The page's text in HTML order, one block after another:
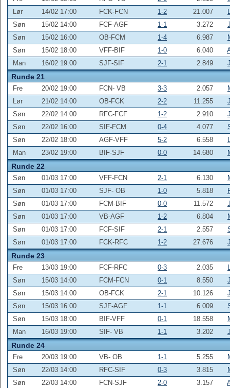
Lør
14/02 17:00 FCK-FCN 1-2 21.007
Søn
15/02 14:00 FCF-AGF 1-1 3.272
Søn
15/02 16:00 OB-FCM 1-4 6.987
Søn
15/02 18:00 VFF-BIF 1-0 6.040
Man
16/02 19:00 SJF-SIF 2-1 2.849
Runde 21
Fre 20/02 19:00 FCN- VB 3-3 2.057
Lør
21/02 14:00 OB-FCK 2-2 11.255
Søn
22/02 14:00 RFC-FCF 1-2 2.910
Søn
22/02 16:00 SIF-FCM 0-4 4.077
Søn
22/02 18:00 AGF-VFF 5-2 6.558
Man
23/02 19:00 BIF-SJF 0-0 14.680
Runde 22
Søn 01/03 17:00 VFF-FCN 2-1 6.130
Søn
01/03 17:00 SJF- OB 1-0 5.818
Søn
01/03 17:00 FCM-BIF 0-0 11.572
Søn
01/03 17:00 VB-AGF 1-2 6.804
Søn
01/03 17:00 FCF-SIF 2-1 2.557
Søn
01/03 17:00 FCK-RFC 1-2 27.676
Runde 23
Fre 13/03 19:00 FCF-RFC 0-3 2.035
Søn
15/03 14:00 FCM-FCN 0-1 8.550
Søn
15/03 14:00 OB-FCK 2-1 10.126
Søn
15/03 16:00 SJF-AGF 1-1 6.009
Søn
15/03 18:00 BIF-VFF 0-1 18.558
Man
16/03 19:00 SIF- VB 1-1 3.202
Runde 24
Fre 20/03 19:00 VB- OB 1-1 5.255
Søn
22/03 14:00 RFC-SIF 0-3 3.815
Søn
22/03 14:00 FCN-SJF 2-0 3.157